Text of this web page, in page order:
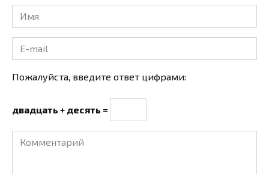
Имя
*
E-
mail
*
Пожалуйста, введите ответ цифрами:
двадцать + десять =
Комментарий